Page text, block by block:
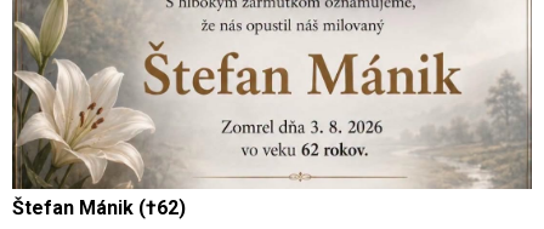
Štefan Mánik (†62)